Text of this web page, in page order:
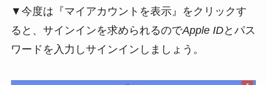
▼今度は『マイアカウントを表示』をクリックす
ると、サインインを求められるのでApple IDとパス
ワードを入力しサインインしましょう。